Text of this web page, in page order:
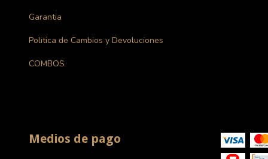
Garantia
Politica de Cambios y Devoluciones
COMBOS
Medios de pago